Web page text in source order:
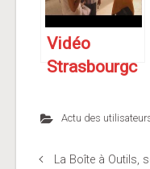
Vidéo
Strasbourgc
nouvelle
Actu des
La Boîte à Outils,